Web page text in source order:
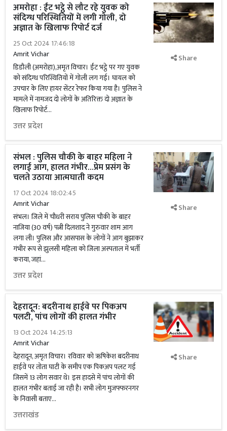
अमरोहा : ईंट भट्ठे से लौट रहे युवक को
संदिग्ध परिस्थितियों में लगी गोली, दो
अज्ञात के खिलाफ रिपोर्ट दर्ज
25 Oct 2024 17:46:18
Amrit Vichar
डिडौली (अमरोहा),अमृत विचार। ईंट भट्ठे पर गए युवक
को संदिग्ध परिस्थितियों में गोली लग गई। घायल को
उपचार के लिए हायर सेंटर रेफर किया गया है। पुलिस ने
मामले में नामजद दो लोगों के अतिरिक्त दो अज्ञात के
खिलाफ रिपोर्ट...
उत्तर प्रदेश
Share
संभल : पुलिस चौकी के बाहर महिला ने
लगाई आग, हालत गंभीर...प्रेम प्रसंग के
चलते उठाया आत्मघाती कदम
17 Oct 2024 18:02:45
Amrit Vichar
संभल। जिले में चौधरी सराय पुलिस चौकी के बाहर
नाजिया (30 वर्ष) पत्नी दिलशाद ने गुरुवार शाम आग
लगा ली। पुलिस और आसपास के लोगों ने आग बुझाकर
गंभीर रूप से झुलसी महिला को जिला अस्पताल में भर्ती
कराया, जहां...
उत्तर प्रदेश
Share
देहरादून: बदरीनाथ हाईवे पर पिकअप
पलटी, पांच लोगों की हालत गंभीर
13 Oct 2024 14:25:13
Amrit Vichar
देहरादून, अमृत विचार। रविवार को ऋषिकेश बदरीनाथ
हाईवे पर तोता घाटी के समीप एक पिकअप पलट गई
जिसमें 13 लोग सवार थे। इस हादसे में पांच लोगों की
हालत गंभीर बताई जा रही है। सभी लोग मुजफ्फरनगर
के निवासी बताए...
उत्तराखंड
Share